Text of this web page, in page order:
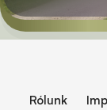
Rólunk